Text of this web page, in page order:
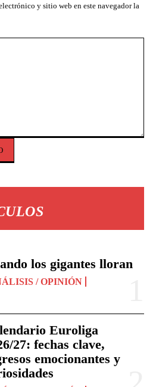
los gigantes lloran
/ OPINIÓN
Euroliga
27: fechas clave,
emocionantes y
y sitio web en este navegador la